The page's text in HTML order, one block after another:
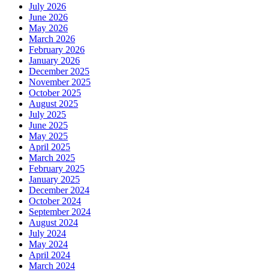
July 2026
June 2026
May 2026
March 2026
February 2026
January 2026
December 2025
November 2025
October 2025
August 2025
July 2025
June 2025
May 2025
April 2025
March 2025
February 2025
January 2025
December 2024
October 2024
September 2024
August 2024
July 2024
May 2024
April 2024
March 2024